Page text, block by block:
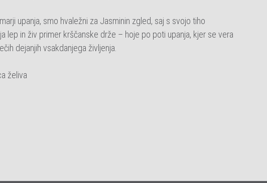
upanja, smo hvaležni za Jasminin zgled, saj s svojo tiho
lep in živ primer krščanske drže – hoje po poti upanja, kjer se vera
dejanjih vsakdanjega življenja.
želiva